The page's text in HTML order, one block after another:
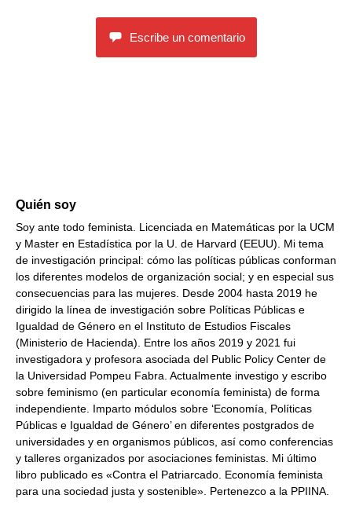
Escribe un comentario
Quién soy
Soy ante todo feminista. Licenciada en Matemáticas por la UCM
y Master en Estadística por la U. de Harvard (EEUU). Mi tema
de investigación principal: cómo las políticas públicas conforman
los diferentes modelos de organización social; y en especial sus
consecuencias para las mujeres. Desde 2004 hasta 2019 he
dirigido la línea de investigación sobre Políticas Públicas e
Igualdad de Género en el Instituto de Estudios Fiscales
(Ministerio de Hacienda). Entre los años 2019 y 2021 fui
investigadora y profesora asociada del Public Policy Center de
la Universidad Pompeu Fabra. Actualmente investigo y escribo
sobre feminismo (en particular economía feminista) de forma
independiente. Imparto módulos sobre ‘Economía, Políticas
Públicas e Igualdad de Género’ en diferentes postgrados de
universidades y en organismos públicos, así como conferencias
y talleres organizados por asociaciones feministas. Mi último
libro publicado es «Contra el Patriarcado. Economía feminista
para una sociedad justa y sostenible». Pertenezco a la PPIINA.